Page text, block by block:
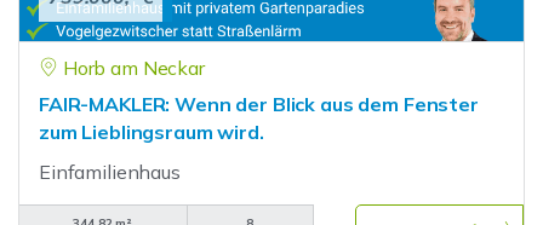
Horb am Neckar
FAIR-MAKLER: Wenn der Blick aus dem Fenster
zum Lieblingsraum wird.
Einfamilienhaus